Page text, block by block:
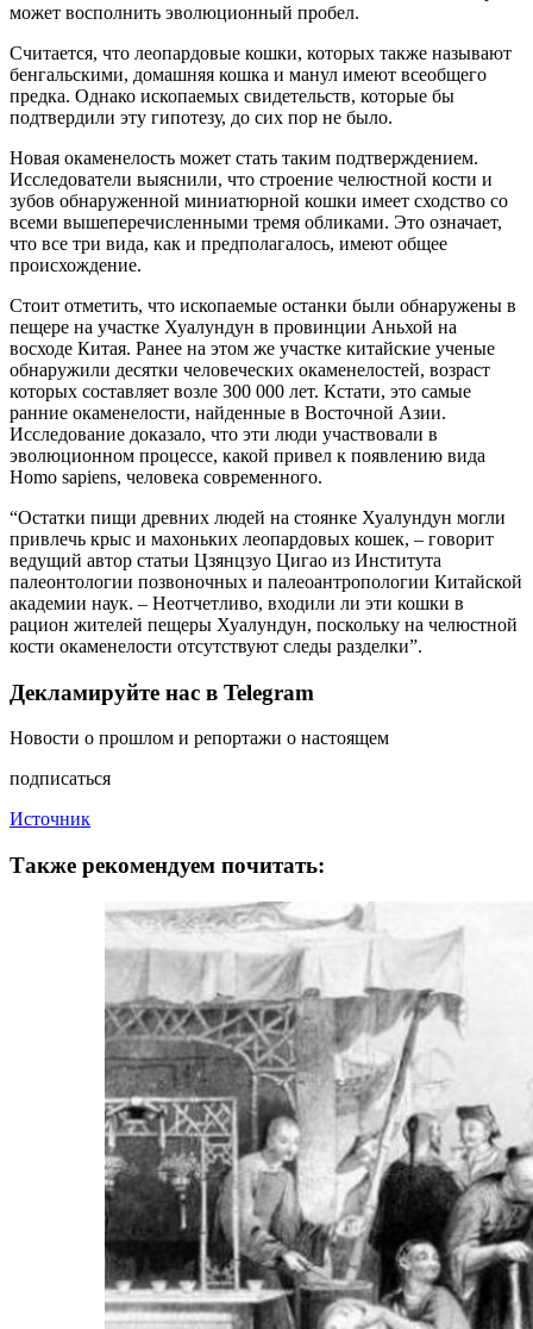
может восполнить эволюционный пробел.
Считается, что леопардовые кошки, которых также называют
бенгальскими, домашняя кошка и манул имеют всеобщего
предка. Однако ископаемых свидетельств, которые бы
подтвердили эту гипотезу, до сих пор не было.
Новая окаменелость может стать таким подтверждением.
Исследователи выяснили, что строение челюстной кости и
зубов обнаруженной миниатюрной кошки имеет сходство со
всеми вышеперечисленными тремя обликами. Это означает,
что все три вида, как и предполагалось, имеют общее
происхождение.
Стоит отметить, что ископаемые останки были обнаружены в
пещере на участке Хуалундун в провинции Аньхой на
восходе Китая. Ранее на этом же участке китайские ученые
обнаружили десятки человеческих окаменелостей, возраст
которых составляет возле 300 000 лет. Кстати, это самые
ранние окаменелости, найденные в Восточной Азии.
Исследование доказало, что эти люди участвовали в
эволюционном процессе, какой привел к появлению вида
Homo sapiens, человека современного.
“Остатки пищи древних людей на стоянке Хуалундун могли
привлечь крыс и махоньких леопардовых кошек, – говорит
ведущий автор статьи Цзянцзуо Цигао из Института
палеонтологии позвоночных и палеоантропологии Китайской
академии наук. – Неотчетливо, входили ли эти кошки в
рацион жителей пещеры Хуалундун, поскольку на челюстной
кости окаменелости отсутствуют следы разделки”.
Декламируйте нас в Telegram
Новости о прошлом и репортажи о настоящем
подписаться
Источник
Также рекомендуем почитать: